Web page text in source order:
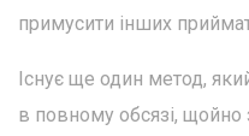
примусити інших
Існує ще один метод,
в повному обсязі, щойно